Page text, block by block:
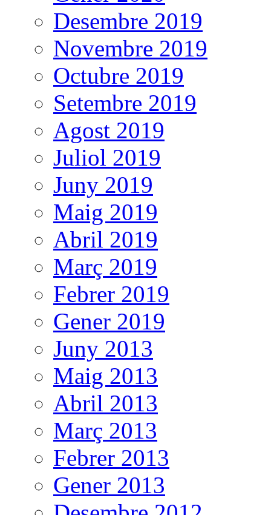
Desembre 2019
Novembre 2019
Octubre 2019
Setembre 2019
Agost 2019
Juliol 2019
Juny 2019
Maig 2019
Abril 2019
Març 2019
Febrer 2019
Gener 2019
Juny 2013
Maig 2013
Abril 2013
Març 2013
Febrer 2013
Gener 2013